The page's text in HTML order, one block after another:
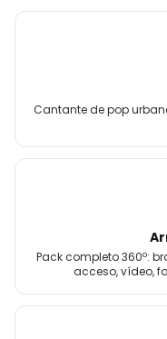
Cantante de pop
Pack completo 360º:
acceso, vídeo,